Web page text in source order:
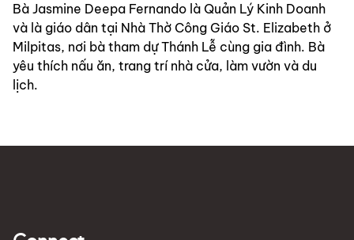
Bà Jasmine Deepa Fernando là Quản Lý Kinh Doanh
và là giáo dân tại Nhà Thờ Công Giáo St. Elizabeth ở
Milpitas, nơi bà tham dự Thánh Lễ cùng gia đình. Bà
yêu thích nấu ăn, trang trí nhà cửa, làm vườn và du
lịch.